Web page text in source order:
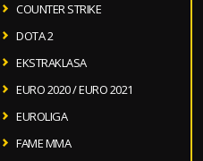
COUNTER STRIKE
DOTA 2
EKSTRAKLASA
EURO 2020 / EURO 2021
EUROLIGA
FAME MMA